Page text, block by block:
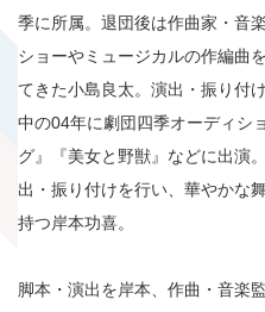
季に所属。退団後は作曲家・音
ショーやミュージカルの作編曲
てきた小島良太。演出・振り付
中の04年に劇団四季オーディシ
グ』『美女と野獣』などに出演
出・振り付けを行い、華やかな
持つ岸本功喜。
脚本・演出を岸本、作曲・音楽